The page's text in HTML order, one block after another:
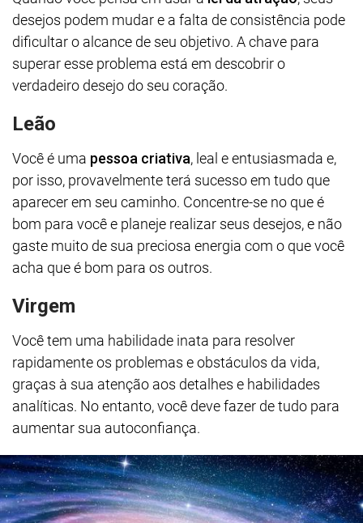
desejos podem mudar e a falta de consistência pode
dificultar o alcance de seu objetivo. A chave para
superar esse problema está em descobrir o
verdadeiro desejo do seu coração.
Leão
Você é uma pessoa criativa, leal e entusiasmada e,
por isso, provavelmente terá sucesso em tudo que
aparecer em seu caminho. Concentre-se no que é
bom para você e planeje realizar seus desejos, e não
gaste muito de sua preciosa energia com o que você
acha que é bom para os outros.
Virgem
Você tem uma habilidade inata para resolver
rapidamente os problemas e obstáculos da vida,
graças à sua atenção aos detalhes e habilidades
analíticas. No entanto, você deve fazer de tudo para
aumentar sua autoconfiança.